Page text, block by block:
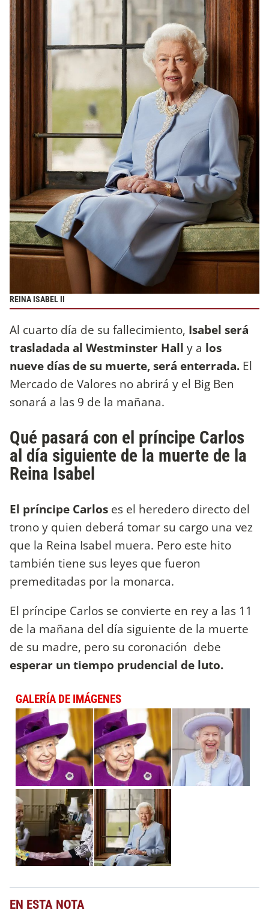
REINA ISABEL II
Al cuarto día de su fallecimiento, Isabel será
trasladada al Westminster Hall y a los
nueve días de su muerte, será enterrada. El
Mercado de Valores no abrirá y el Big Ben
sonará a las 9 de la mañana.
Qué pasará con el príncipe Carlos
al día siguiente de la muerte de la
Reina Isabel
El príncipe Carlos es el heredero directo del
trono y quien deberá tomar su cargo una vez
que la Reina Isabel muera. Pero este hito
también tiene sus leyes que fueron
premeditadas por la monarca.
El príncipe Carlos se convierte en rey a las 11
de la mañana del día siguiente de la muerte
de su madre, pero su coronación debe
esperar un tiempo prudencial de luto.
GALERÍA DE IMÁGENES
EN ESTA NOTA